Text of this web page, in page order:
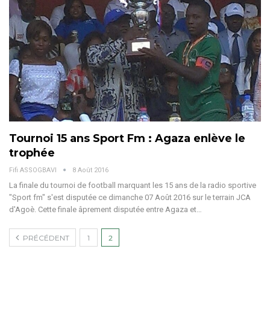
Tournoi 15 ans Sport Fm : Agaza enlève le
trophée
Fifi ASSOGBAVI 8 Août 2016
La finale du tournoi de football marquant les 15 ans de la radio sportive
"Sport fm" s'est disputée ce dimanche 07 Août 2016 sur le terrain JCA
d'Agoè. Cette finale âprement disputée entre Agaza et…
PRÉCÉDENT 1 2